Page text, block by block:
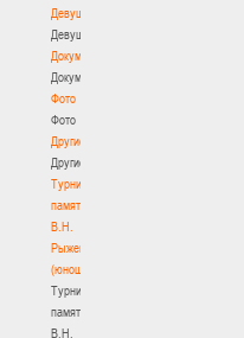
Девушки
Девушки
Документы
Документы
Фото
Фото
Другие
Другие
Турнир
памяти
В.Н.
Рыженкова
(юноши)
Турнир
памяти
В.Н.